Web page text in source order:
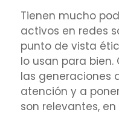
Tienen mucho
activos en redes
punto de vista
lo usan para
las generaciones
atención y a
son relevantes,